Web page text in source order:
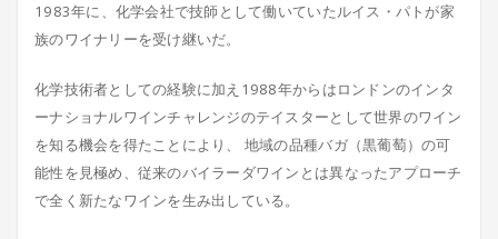
1983年に、化学会社で技師として働いていたルイス・パトが家
族のワイナリーを受け継いだ。
化学技術者としての経験に加え1988年からはロンドンのインタ
ーナショナルワインチャレンジのテイスターとして世界のワイン
を知る機会を得たことにより、 地域の品種バガ（黒葡萄）の可
能性を見極め、従来のバイラーダワインとは異なったアプローチ
で全く新たなワインを生み出している。